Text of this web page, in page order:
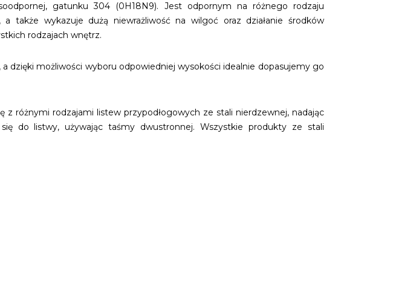
gatunku 304 (0H18N9). Jest odpornym na różnego rodzaju
także wykazuje dużą niewrażliwość na wilgoć oraz działanie środków
rodzajach wnętrz.
dzięki możliwości wyboru odpowiedniej wysokości idealnie dopasujemy go
różnymi rodzajami listew przypodłogowych ze stali nierdzewnej, nadając
do listwy, używając taśmy dwustronnej. Wszystkie produkty ze stali